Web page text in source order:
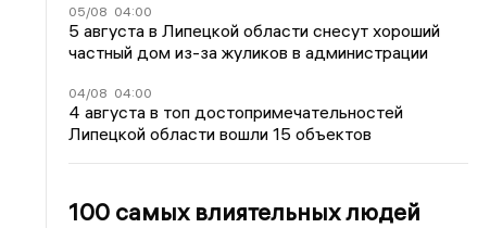
05/08 04:00
5 августа в Липецкой области снесут хороший
частный дом из-за жуликов в администрации
04/08 04:00
4 августа в топ достопримечательностей
Липецкой области вошли 15 объектов
100 самых влиятельных людей